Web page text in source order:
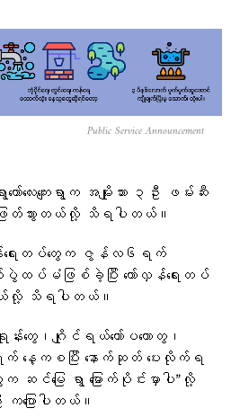
Public Service Announcement
းကျေးရွာက အမျိုးသား ၃ဦး ဖမ်းဆီး
တ်သွားတယ်လို့ သိရပါတယ်။
န်ရေးတပ်တွေက ဇွန်လ၆ရက်
ပ်မံဖြစ်ခဲ့ပြီး တော်လှန်ရေးတပ်
ယ်လို့ သိရပါတယ်။
တွေ၊ဂျိုင်ရယ်ကော်ပတာ‌ေတွ၊
ေ့ကစပြီး နောက်ဆုတ် ပေးလိုက်ရ
ြေ ရွာ မြောက်ပိုင်းမှာပါ”လို့
ြောပါတယ်။